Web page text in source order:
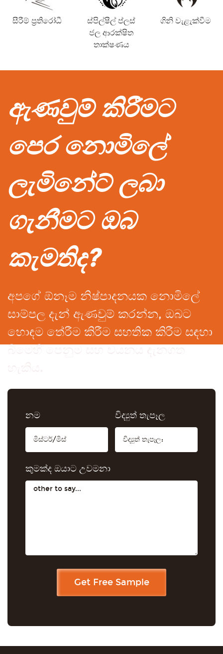
සීරීම් ප්‍රතිරෝධී
ස්පිල්ෂීල් ප්ලස්
ජල ආරක්ෂිත
තාක්ෂණය
ගිනි වැළැක්වීම
ඇණවුම් කිරීමට
පෙර නොමිලේ
ලැමිනේට් ලබා
ගැනීමට ඔබ
කැමතිද?
අපගේ ඕනෑම නිෂ්පාදනයක නොමිලේ
සාම්පල දැන් ඇණවුම් කරන්න, ඔබට
හොඳම තේරීම කිරීම සහතික කිරීම සඳහා
නම විද්‍යුත් තැපෑල
කුමක්ද ඔයාට උවමනා